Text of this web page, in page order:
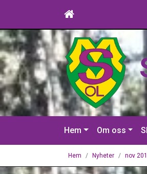
Hem Om oss
Hem Nyheter nov